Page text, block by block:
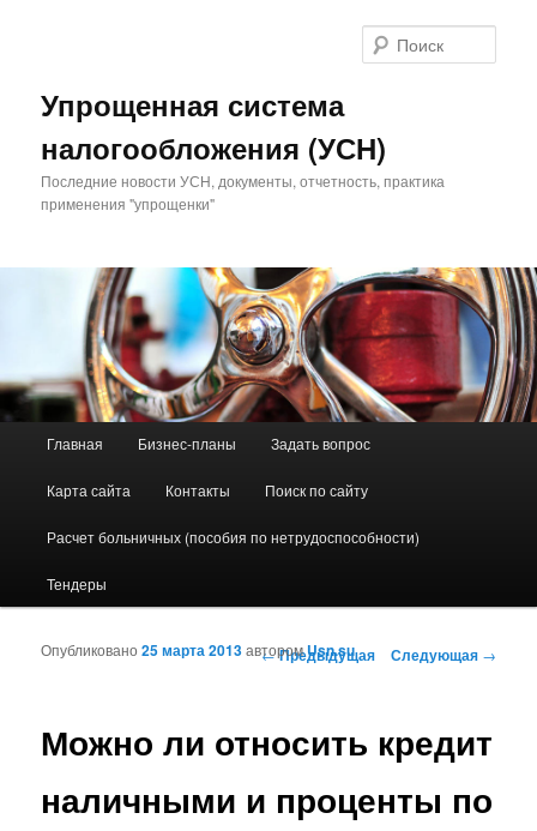
Упрощенная система
налогообложения (УСН)
Последние новости УСН, документы, отчетность, практика
применения "упрощенки"
Перейти к основному содержимому
Перейти к дополнительному содержимому
Главная Бизнес-планы Задать вопрос
Карта сайта Контакты Поиск по сайту
Расчет больничных (пособия по нетрудоспособности)
Тендеры
Навигация по записям
←Предыдущая Следующая →
Можно ли относить кредит
наличными и проценты по
Опубликовано25 марта 2013авторомUsn.su